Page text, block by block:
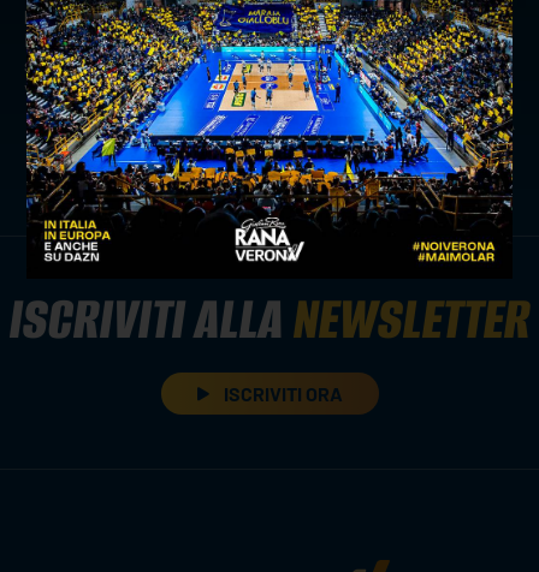
precedente:withu verona verso la gas sales bluenergy
piacenza: le parole di stoytchev e grozdanov
successivo:match analysis: top volley cisterna - withu
verona in numeri
comunicati stampa
ISCRIVITI ALLANEWSLETTER
ISCRIVITI ORA